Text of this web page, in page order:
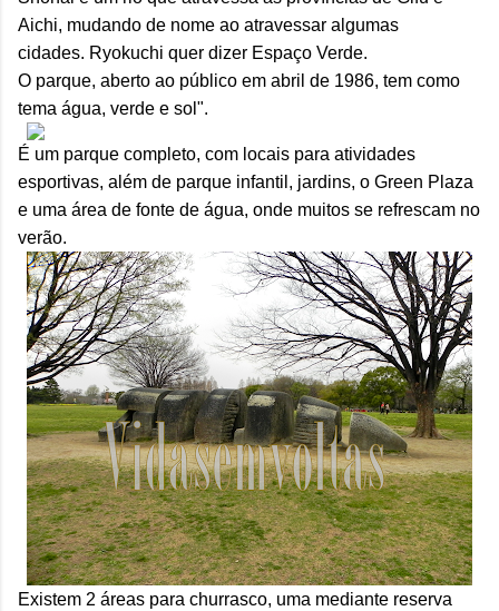
Aichi, mudando de nome ao atravessar algumas
cidades. Ryokuchi quer dizer Espaço Verde.
O parque, aberto ao público em abril de 1986, tem como
tema água, verde e sol".
É um parque completo, com locais para atividades
esportivas, além de parque infantil, jardins, o Green Plaza
e uma área de fonte de água, onde muitos se refrescam no
verão.
Existem 2 áreas para churrasco, uma mediante reserva